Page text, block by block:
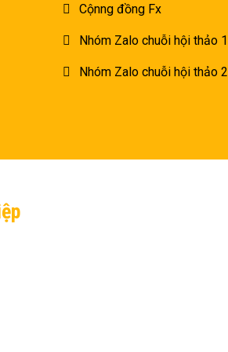
Cộnng đồng Fx
Nhóm Zalo chuỗi hội thảo 1
Nhóm Zalo chuỗi hội thảo 2